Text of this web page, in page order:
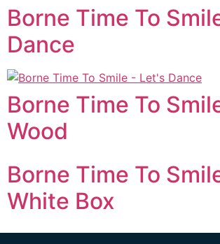
Borne Time To
Dance
Borne Time To
Wood
Borne Time To
White Box